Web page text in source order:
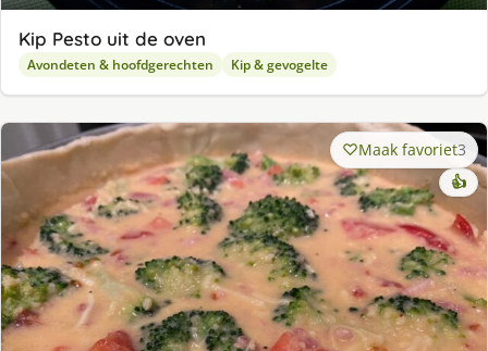
Kip Pesto uit de oven
Avondeten & hoofdgerechten Kip & gevogelte
Maak favoriet3
👍